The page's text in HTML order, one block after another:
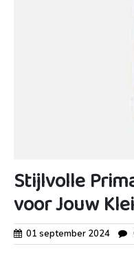
Stijlvolle
voor Jouw
01 september 2024